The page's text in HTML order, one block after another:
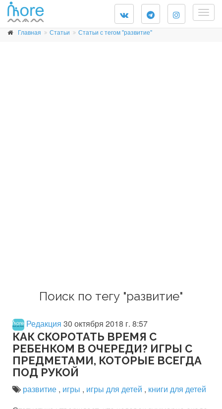
Главная Статьи Статьи с тегом "развитие"
Поиск по тегу "развитие"
Редакция 30 октября 2018 г. 8:57
КАК СКОРОТАТЬ ВРЕМЯ С
РЕБЕНКОМ В ОЧЕРЕДИ? ИГРЫ С
ПРЕДМЕТАМИ, КОТОРЫЕ ВСЕГДА
ПОД РУКОЙ
развитие , игры , игры для детей , книги для детей